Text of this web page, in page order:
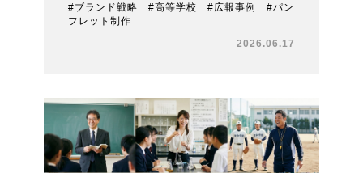
#ブランド戦略 #高等学校 #広報事例 #パン
フレット制作
2026.06.17